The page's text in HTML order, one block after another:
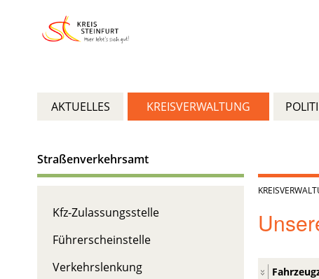
AKTUELLES KREISVERWALTUNG
Straßenverkehrsamt
Kfz-Zulassungsstelle
Führerscheinstelle
Verkehrslenkung